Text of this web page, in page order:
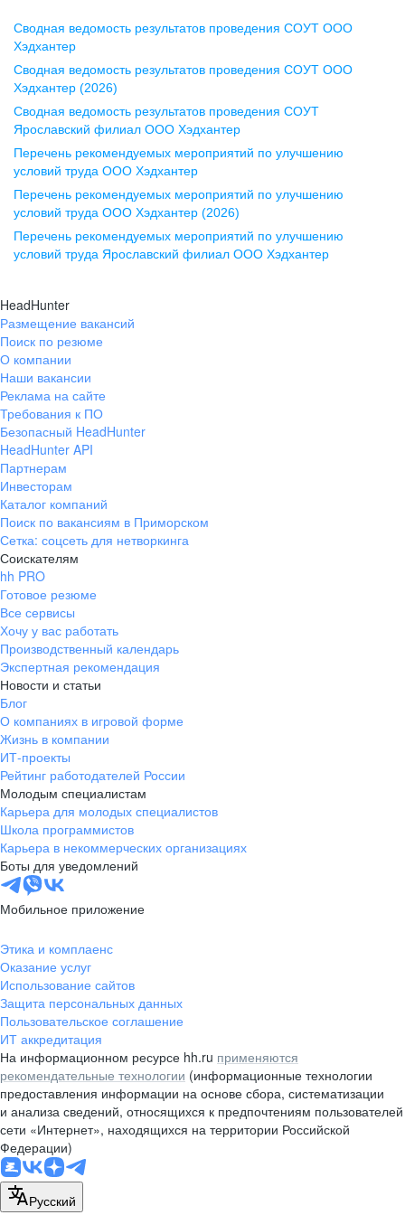
Воронеж
ул. Комиссаржевской, д. 10,
офис 1212
+7 473 280-05-05
pr@vrn.hh.ru
ул. Спартаковская, д. 2А, этаж 3,
помещение 15
+7 843 212-12-50
Екатеринбург
ул. Боевых Дружин, стр. 20,
+7 343 226-79-99
pr@ural.hh.ru
ул. Янковского, д. 169, 7 этаж,
706 каб.
+7 861 205-55-57
pr@krd.hh.ru
Владивосток
пер. Ланинский д. 4, офис 3.4
+7 423 202-33-28
pr@dv.hh.ru
Новосибирск
ул. Большевистская, д. 35,
помещение 21
+7 383 207-94-64
pr@nsk.hh.ru
Минск
пр-т Дзержинского, д. 57,
10 этаж, помещение 45-1
pr@rabota.by
Алматы
пр. Абая, д. 151, БЦ Алатау,
12 этаж, офис 1209
+7 727 232-13-13
pr@headhunter.com.kz
Сводная ведомость результатов проведения СОУТ ООО
Хэдхантер
Сводная ведомость результатов проведения СОУТ ООО
Хэдхантер (2026)
Сводная ведомость результатов проведения СОУТ
Ярославский филиал ООО Хэдхантер
Перечень рекомендуемых мероприятий по улучшению
условий труда ООО Хэдхантер
Перечень рекомендуемых мероприятий по улучшению
условий труда ООО Хэдхантер (2026)
Перечень рекомендуемых мероприятий по улучшению
условий труда Ярославский филиал ООО Хэдхантер
HeadHunter
Размещение вакансий
Поиск по резюме
О компании
Наши вакансии
Реклама на сайте
Требования к ПО
Безопасный HeadHunter
HeadHunter API
Партнерам
Инвесторам
Каталог компаний
Поиск по вакансиям в Приморском
Сетка: соцсеть для нетворкинга
Соискателям
hh PRO
Готовое резюме
Все сервисы
Хочу у вас работать
Производственный календарь
Экспертная рекомендация
Новости и статьи
Блог
О компаниях в игровой форме
Жизнь в компании
ИТ-проекты
Рейтинг работодателей России
Молодым специалистам
Карьера для молодых специалистов
Школа программистов
Карьера в некоммерческих организациях
Боты для уведомлений
Мобильное приложение
Этика и комплаенс
Оказание услуг
Использование сайтов
Защита персональных данных
Пользовательское соглашение
ИТ аккредитация
На информационном ресурсе hh.ru применяются
рекомендательные технологии (информационные технологии
предоставления информации на основе сбора, систематизации
и анализа сведений, относящихся к предпочтениям пользователей
сети «Интернет», находящихся на территории Российской
Федерации)
Русский